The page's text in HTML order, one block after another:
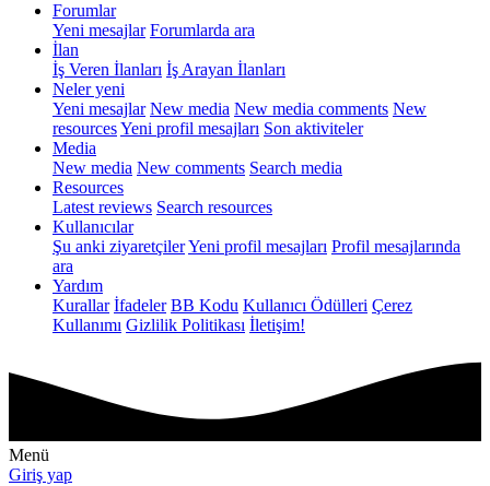
Forumlar
Yeni mesajlar Forumlarda ara
İlan
İş Veren İlanları İş Arayan İlanları
Neler yeni
Yeni mesajlar New media New media comments New
resourcesYeni profil mesajları Son aktiviteler
Media
New media New comments Search media
Resources
Latest reviews Search resources
Kullanıcılar
Şu anki ziyaretçilerYeni profil mesajları Profil mesajlarında
ara
Yardım
Kurallar İfadeler BB Kodu Kullanıcı Ödülleri Çerez
Kullanımı Gizlilik Politikası İletişim!
Menü
Giriş yap